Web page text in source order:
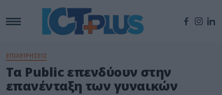
ΕΠΙΧΕΙΡΗΣΕΙΣ
Τα Public επενδύουν στην
επανένταξη των γυναικών